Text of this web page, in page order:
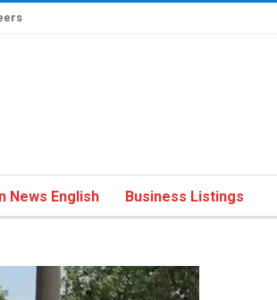
News English Business Listings